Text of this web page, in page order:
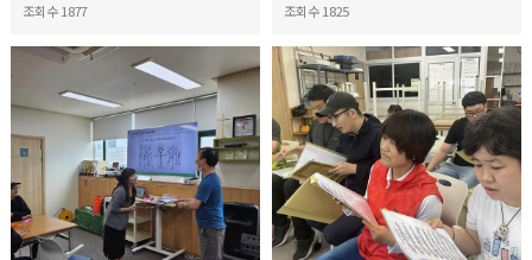
조회수 1877
조회수 1825